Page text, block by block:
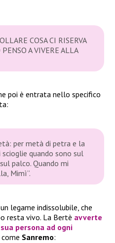
COSA CI RISERVA
A VIVERE ALLA
poi è entrata nello specifico
per metà di petra e la
quando sono sul
palco. Quando mi
Mimì”.
legame indissolubile, che
resta vivo. La Bertè avverte
persona ad ogni
Sanremo: